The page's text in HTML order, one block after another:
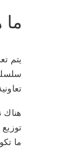
يتم
هناك
ما